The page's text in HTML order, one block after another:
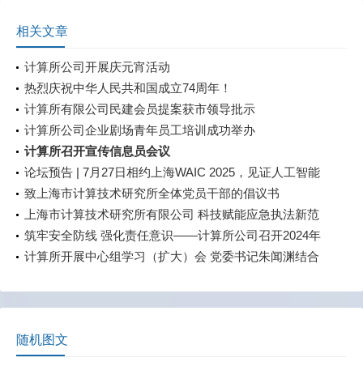
相关文章
计算所公司开展庆元宵活动
热烈庆祝中华人民共和国成立74周年！
计算所有限公司民建会员提案获市领导批示
计算所公司企业剧场青年员工培训成功举办
计算所召开宣传信息员会议
论坛预告 | 7月27日相约上海WAIC 2025，见证人工智能
如何重塑产业未来，共建智能体时代！
致上海市计算技术研究所全体党员干部的倡议书
上海市计算技术研究所有限公司 科技赋能应急执法新范
式：AI驱动涉企检查规范化提升
筑牢安全防线 强化责任意识——计算所公司召开2024年
上半年安全生产委员工作会议
计算所开展中心组学习（扩大）会 党委书记朱闻渊结合
随机图文